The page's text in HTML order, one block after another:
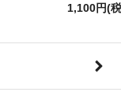
1,100円(